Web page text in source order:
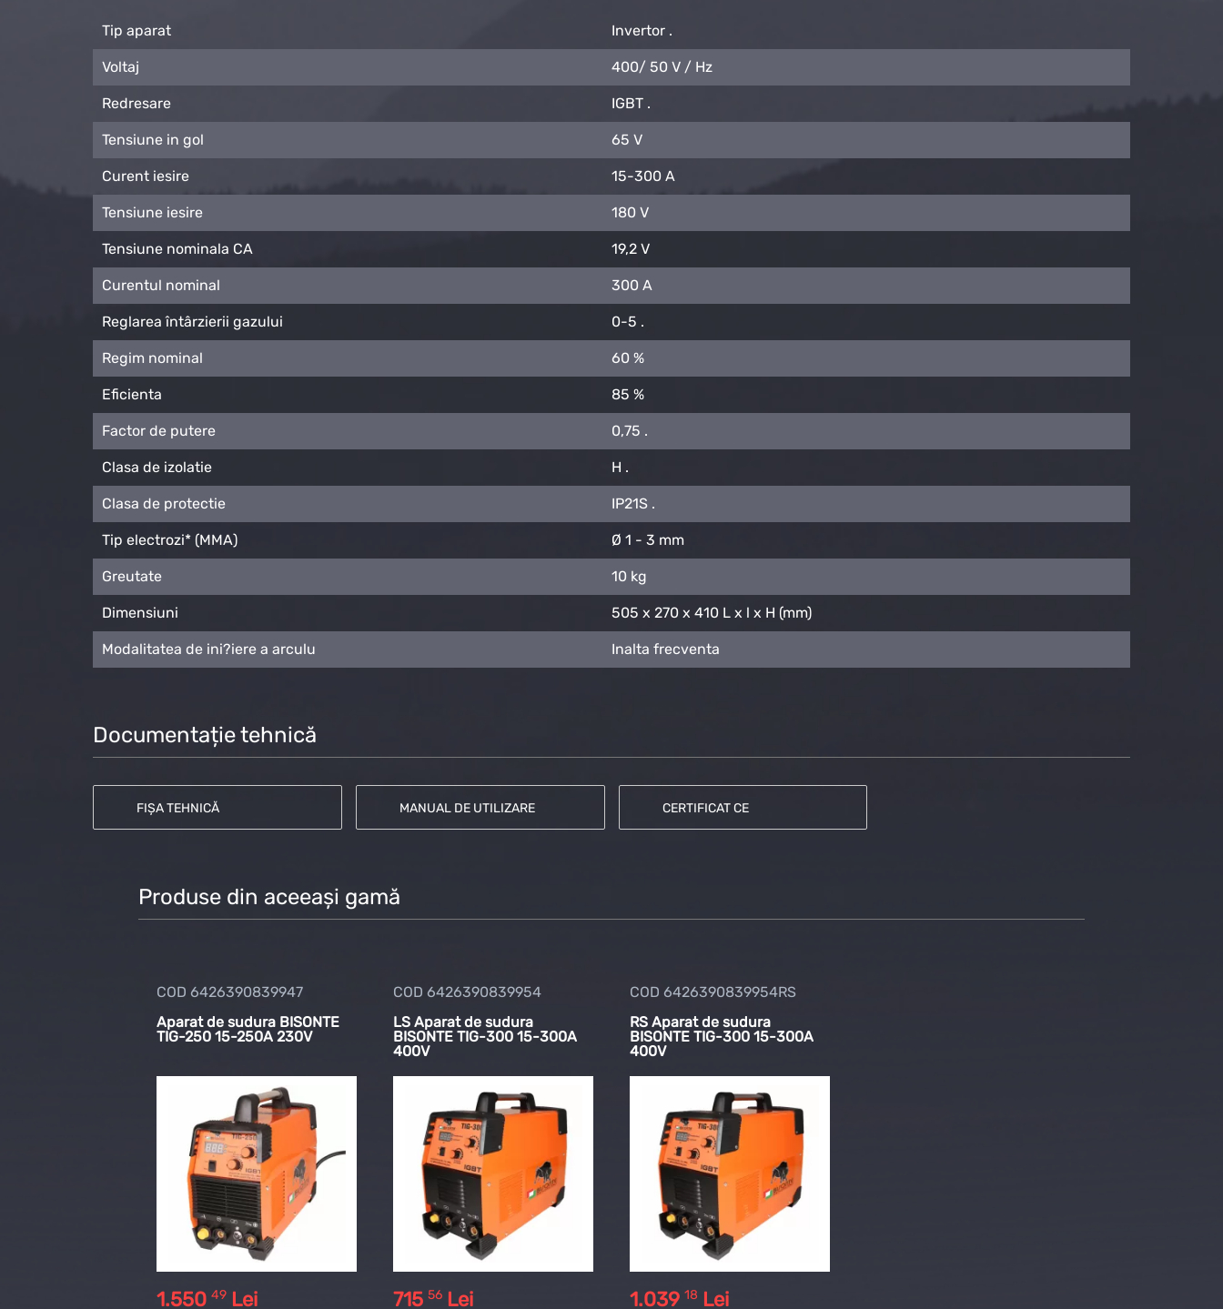
Tip aparat Invertor .
Voltaj 400/ 50 V / Hz
Redresare IGBT .
Tensiune in gol 65 V
Curent iesire 15-300 A
Tensiune iesire 180 V
Tensiune nominala CA 19,2 V
Curentul nominal 300 A
Reglarea întârzierii gazului 0-5 .
Regim nominal 60 %
Eficienta 85 %
Factor de putere 0,75 .
Clasa de izolatie H .
Clasa de protectie IP21S .
Tip electrozi* (MMA) Ø 1 - 3 mm
Greutate 10 kg
Dimensiuni 505 x 270 x 410 L x l x H (mm)
Modalitatea de ini?iere a arculu Inalta frecventa
Documentație tehnică
FIȘA TEHNICĂ MANUAL DE UTILIZARE CERTIFICAT CE
Produse din aceeași gamă
COD 6426390839947
Aparat de sudura BISONTE
TIG-250 15-250A 230V
1.550 49 Lei
COD 6426390839954
LS Aparat de sudura
BISONTE TIG-300 15-300A
400V
715 56 Lei
COD 6426390839954RS
RS Aparat de sudura
BISONTE TIG-300 15-300A
400V
1.039 18 Lei